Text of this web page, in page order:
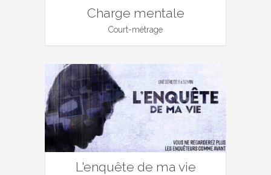
Charge mentale
Court-métrage
L'enquête de ma vie